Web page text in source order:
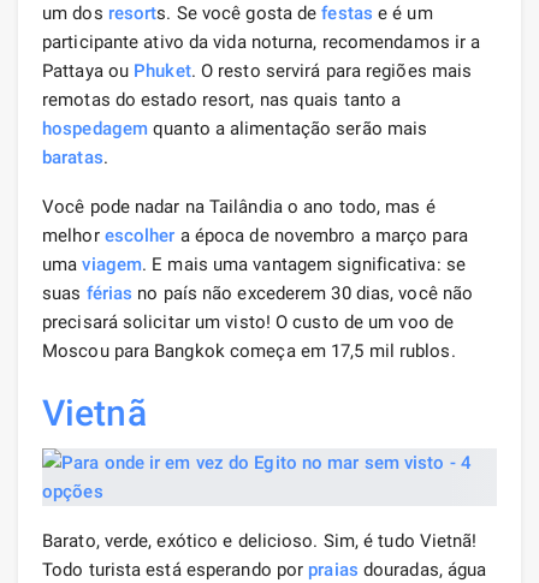
um dos resorts. Se você gosta defestas e é um
participante ativo da vida noturna, recomendamos ir a
Pattaya ou Phuket. O resto servirá para regiões mais
remotas do estado resort, nas quais tanto a
hospedagem quanto a alimentação serão mais
baratas.
Você pode nadar na Tailândia o ano todo, mas é
melhor escolher a época de novembro a março para
umaviagem. E mais uma vantagem significativa: se
suas férias no país não excederem 30 dias, você não
precisará solicitar um visto! O custo de um voo de
Moscou para Bangkok começa em 17,5 mil rublos.
Vietnã
Barato, verde, exótico e delicioso. Sim, é tudo Vietnã!
Todo turista está esperando por praias douradas, água